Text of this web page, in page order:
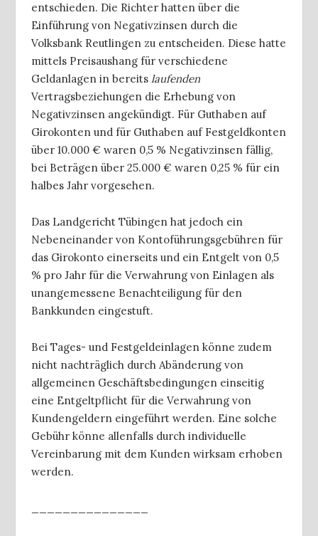
entschieden. Die Richter hatten über die
Einführung von Negativzinsen durch die
Volksbank Reutlingen zu entscheiden. Diese hatte
mittels Preisaushang für verschiedene
Geldanlagen in bereits laufenden
Vertragsbeziehungen die Erhebung von
Negativzinsen angekündigt. Für Guthaben auf
Girokonten und für Guthaben auf Festgeldkonten
über 10.000 € waren 0,5 % Negativzinsen fällig,
bei Beträgen über 25.000 € waren 0,25 % für ein
halbes Jahr vorgesehen.
Das Landgericht Tübingen hat jedoch ein
Nebeneinander von Kontoführungsgebühren für
das Girokonto einerseits und ein Entgelt von 0,5
% pro Jahr für die Verwahrung von Einlagen als
unangemessene Benachteiligung für den
Bankkunden eingestuft.
Bei Tages- und Festgeldeinlagen könne zudem
nicht nachträglich durch Abänderung von
allgemeinen Geschäftsbedingungen einseitig
eine Entgeltpflicht für die Verwahrung von
Kundengeldern eingeführt werden. Eine solche
Gebühr könne allenfalls durch individuelle
Vereinbarung mit dem Kunden wirksam erhoben
werden.